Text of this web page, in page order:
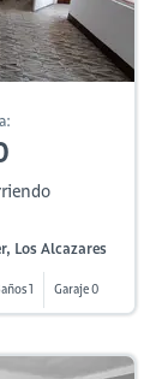
Los Alcazares
1 Garaje 0